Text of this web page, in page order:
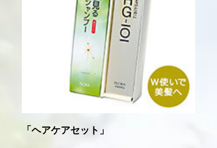
「ヘアケアセット」